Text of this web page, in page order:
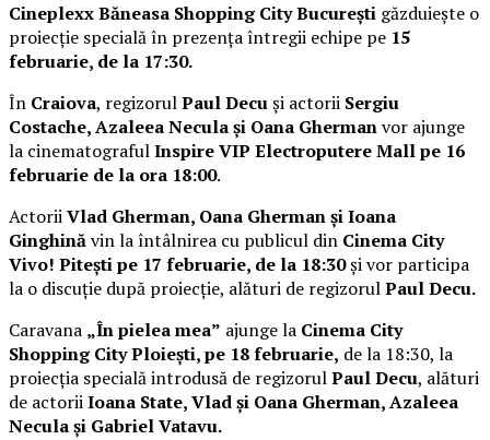
Cineplexx Băneasa Shopping City București găzduiește o
proiecție specială în prezența întregii echipe pe 15
februarie, de la 17:30.
În Craiova, regizorulPaul Decuși actorii Sergiu
Costache, Azaleea Necula și Oana Ghermanvor ajunge
la cinematografulInspire VIP Electroputere Mall pe 16
februarie de la ora 18:00.
ActoriiVlad Gherman, Oana Gherman și Ioana
Ginghinăvin la întâlnirea cu publicul din Cinema City
Vivo! Pitești pe 17 februarie, de la 18:30și vor participa
la o discuție după proiecție, alături de regizorulPaul Decu.
Caravana „În pielea mea” ajunge la Cinema City
Shopping City Ploiești, pe 18 februarie, de la 18:30, la
proiecția specială introdusă de regizorulPaul Decu, alături
de actoriiIoana State, Vlad și Oana Gherman, Azaleea
Necula și Gabriel Vatavu.